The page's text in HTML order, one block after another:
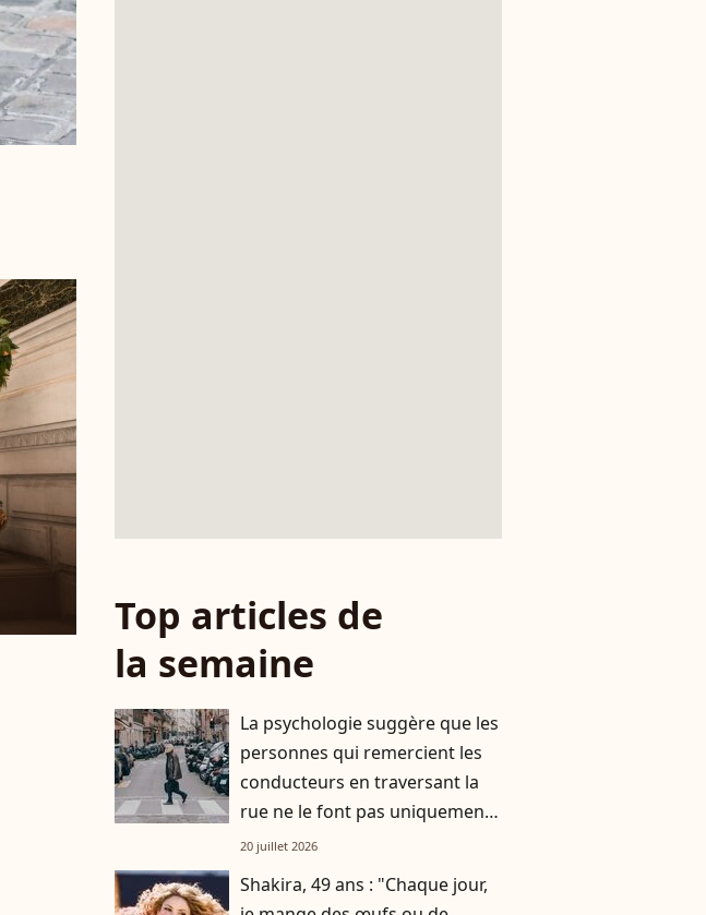
Top articles de
la semaine
La psychologie suggère que les
personnes qui remercient les
conducteurs en traversant la
rue ne le font pas uniquement
par gratitude
20 juillet 2026
Shakira, 49 ans : "Chaque jour,